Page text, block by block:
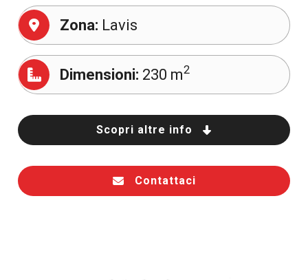
Zona: Lavis
Dimensioni: 230 m2
Scopri altre info
Contattaci